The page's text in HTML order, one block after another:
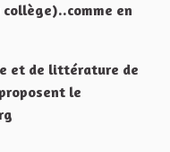
en
et de littérature de
le